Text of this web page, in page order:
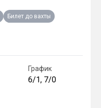
Билет до вахты
График
6/1, 7/0